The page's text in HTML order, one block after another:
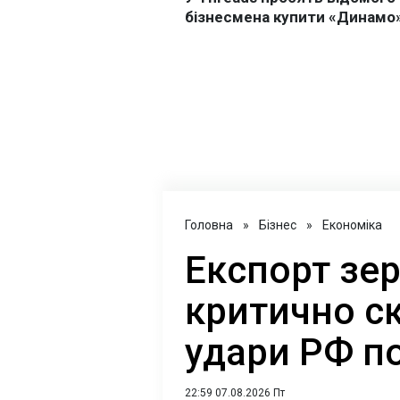
Головна » Бізнес » Економіка
Експорт
критично
удари РФ
22:59 07.08.2026 Пт